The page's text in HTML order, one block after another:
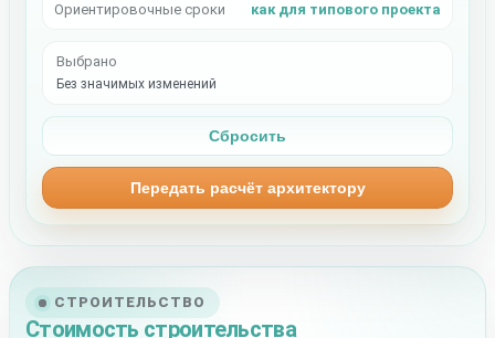
СТРОИТЕЛЬСТВО
Стоимость строительства
Ориентировочные сроки как для типового проекта
Выбрано
Без значимых изменений
Сбросить
Передать расчёт архитектору